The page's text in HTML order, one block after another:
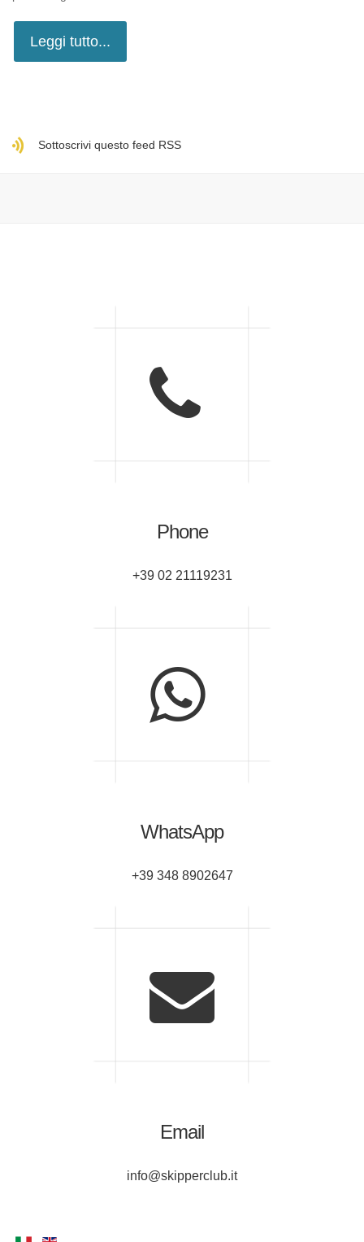
Leggi tutto...
Sottoscrivi questo feed RSS
Phone
+39 02 21119231
WhatsApp
+39 348 8902647
Email
info@skipperclub.it